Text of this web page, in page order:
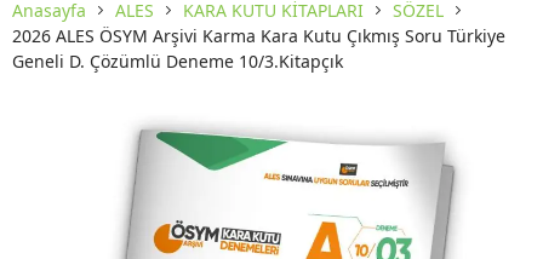
Anasayfa ALES KARA KUTU KİTAPLARI
SÖZEL
2026 ALES ÖSYM Arşivi Karma Kara Kutu Çıkmış Soru Türkiye
Geneli D. Çözümlü Deneme 10/3.Kitapçık